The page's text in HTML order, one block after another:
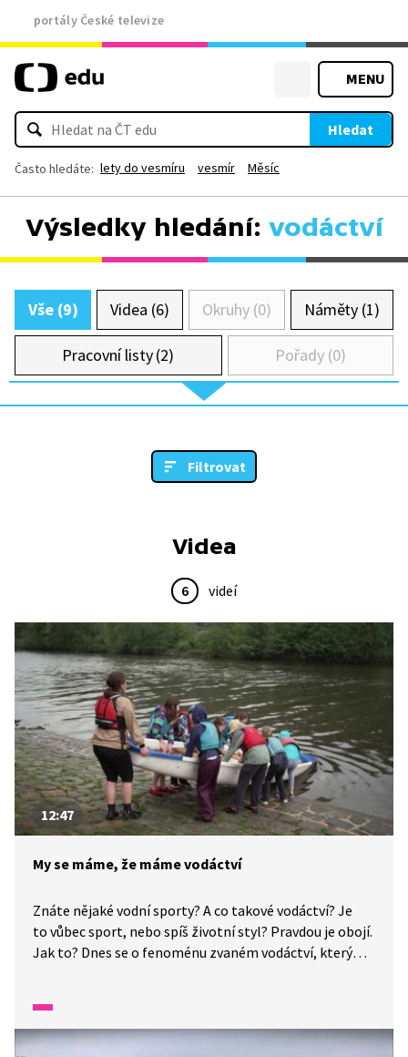
portály České televize
MENU
Hledat
Často hledáte: lety do vesmíru vesmír Měsíc
Výsledky hledání: vodáctví
Vše (9) Videa (6) Okruhy (0) Náměty (1)
Pracovní listy (2) Pořady (0)
Filtrovat
Videa
6 videí
12:47
My se máme, že máme vodáctví
Znáte nějaké vodní sporty? A co takové vodáctví? Je
to vůbec sport, nebo spíš životní styl? Pravdou je obojí.
Jak to? Dnes se o fenoménu zvaném vodáctví, který